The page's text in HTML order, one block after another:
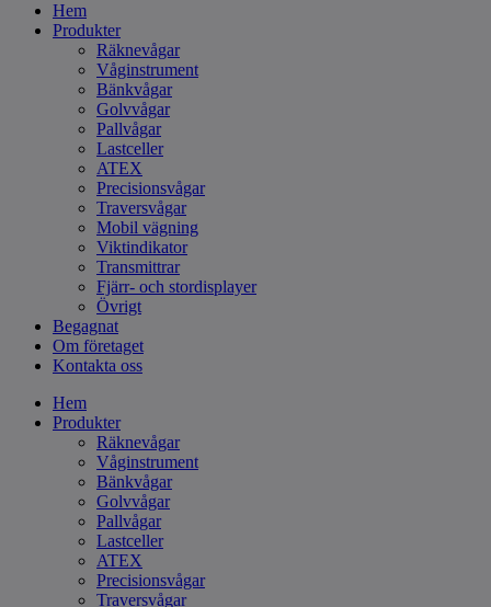
Hem
Produkter
Räknevågar
Våginstrument
Bänkvågar
Golvvågar
Pallvågar
Lastceller
ATEX
Precisionsvågar
Traversvågar
Mobil vägning
Viktindikator
Transmittrar
Fjärr- och stordisplayer
Övrigt
Begagnat
Om företaget
Kontakta oss
Hem
Produkter
Räknevågar
Våginstrument
Bänkvågar
Golvvågar
Pallvågar
Lastceller
ATEX
Precisionsvågar
Traversvågar